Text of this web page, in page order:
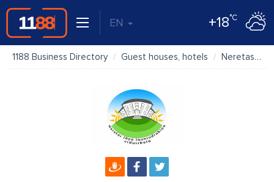
EN +18°C
1188 Business Directory Guest houses, hotels Neretas Jāņa Jaunsudrabiņa dienesta viesnīca